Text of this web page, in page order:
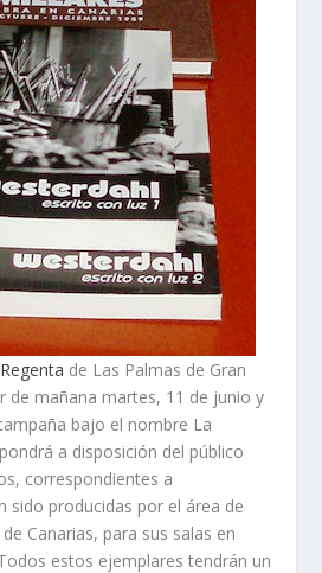
de Las Palmas de Gran
de mañana martes, 11 de junio y
bajo el nombre La
a disposición del público
correspondientes a
sido producidas por el área de
Canarias, para sus salas en
estos ejemplares tendrán un